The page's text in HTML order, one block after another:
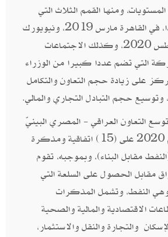
ومنها القمم الثلاث التي
عقدت حتى يومنا هذا، في القاهرة مارس 2019، ونيويورك
2019، وعمان أغسطس 2020، وكذلك الاجتماعات
التي تضم عددا كبيرا من الوزراء
على زيادة حجم التعاون والتكامل
وتوسيع حجم التبادل التجاري والمالي.
التعاون العراقي - المصري البينيّ
ليصل إلى التوقيع عام 2020 على (15) اتفاقية ومذكرة
مقابل البناء)، وبموجبه، تقوم
مقابل الحصول على السلعة التي
وهي النفط، وتشمل المذكرات
الاقتصادية والمالية والصحية
والتجارة والنقل والاستثمار،